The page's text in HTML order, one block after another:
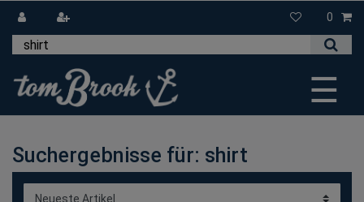
0
☰
Suchergebnisse für: shirt